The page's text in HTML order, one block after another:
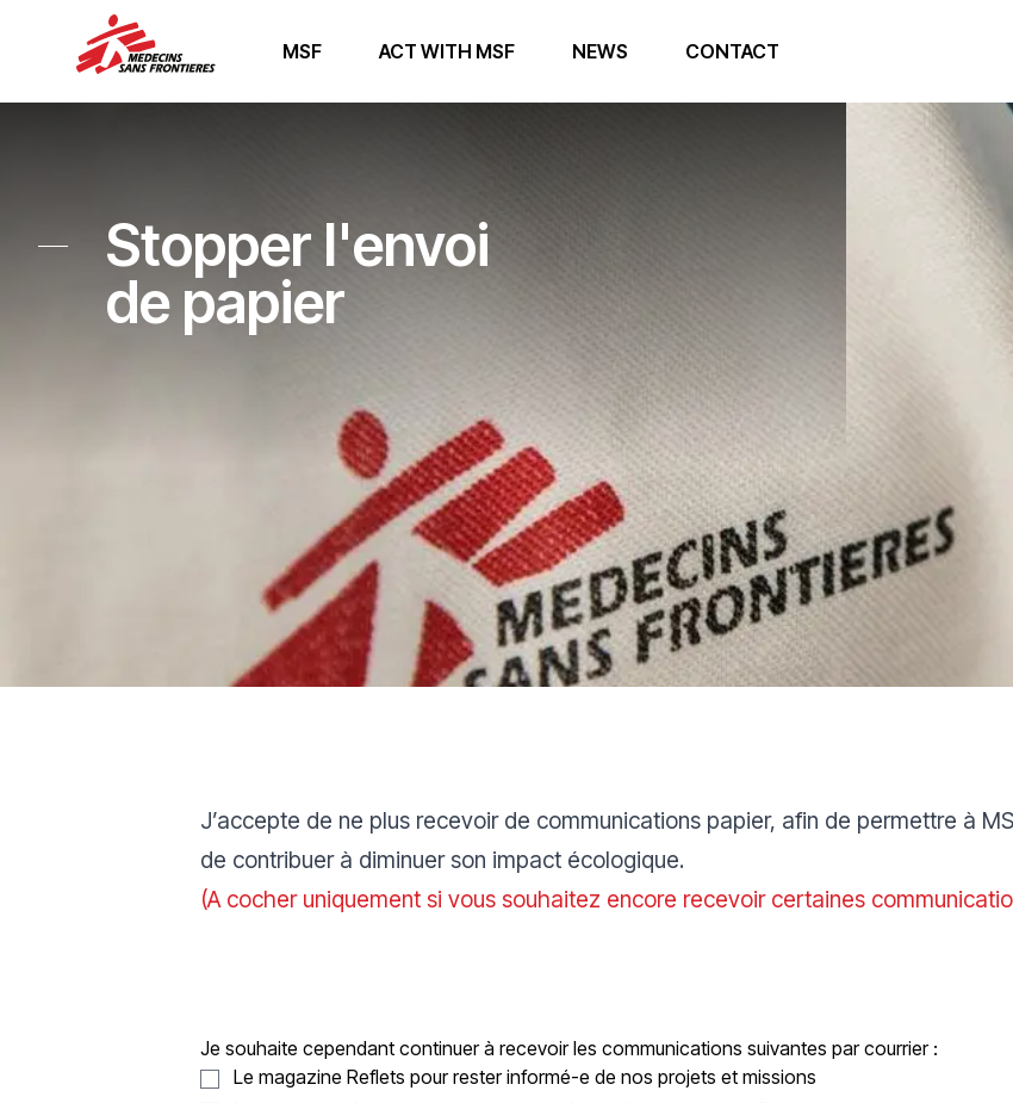
MSF ACT WITH MSF NEWS CONTACT
Stopper l'envoi
de papier
J’accepte de ne plus recevoir de communications papier, afin de permettre à
de contribuer à diminuer son impact écologique.
(A cocher uniquement si vous souhaitez encore recevoir certaines
Je souhaite cependant continuer à recevoir les communications suivantes par courrier :
Le magazine Reflets pour rester informé-e de nos projets et missions